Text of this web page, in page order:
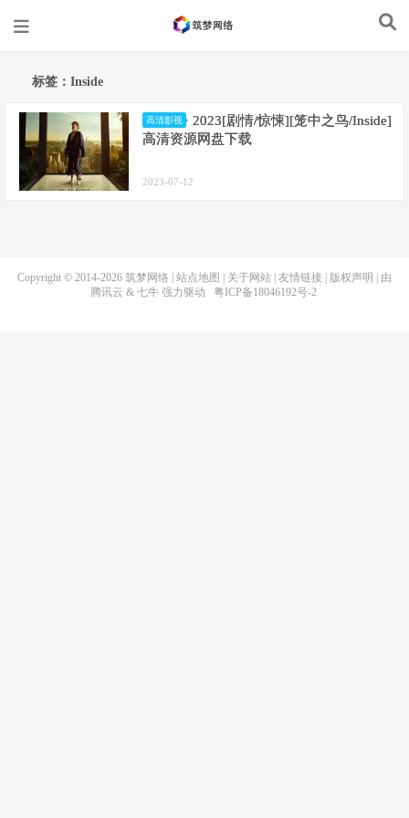
标签：Inside
高清影视
2023[剧情/惊悚][笼中之鸟/Inside]
高清资源网盘下载
2023-07-12
Copyright © 2014-2026 筑梦网络 站点地图 关于网站 友情链接 版权声明
| 由
腾讯云 & 七牛强力驱动 粤ICP备18046192号-2